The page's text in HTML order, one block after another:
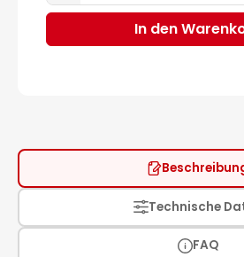
In den
Technische
FAQ